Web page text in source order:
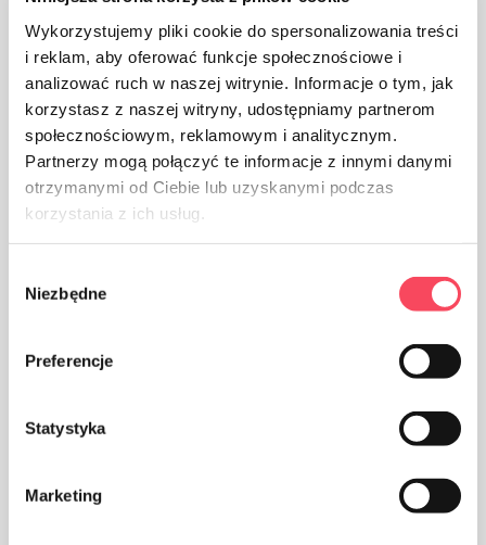
Wykorzystujemy pliki cookie do spersonalizowania treści
i reklam, aby oferować funkcje społecznościowe i
analizować ruch w naszej witrynie. Informacje o tym, jak
korzystasz z naszej witryny, udostępniamy partnerom
społecznościowym, reklamowym i analitycznym.
Partnerzy mogą połączyć te informacje z innymi danymi
otrzymanymi od Ciebie lub uzyskanymi podczas
korzystania z ich usług.
zgody
Niezbędne
Preferencje
Statystyka
Marketing
Produkts ir paredzēts saskarei ar pārtiku, tas neietekmē